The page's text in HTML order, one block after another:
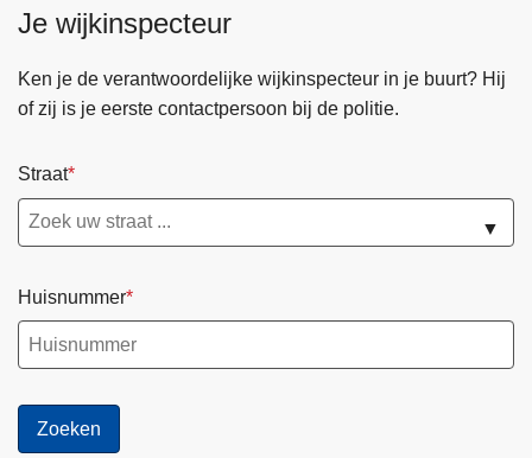
Je wijkinspecteur
Ken je de verantwoordelijke wijkinspecteur in je buurt? Hij
of zij is je eerste contactpersoon bij de politie.
Straat
▼
Huisnummer